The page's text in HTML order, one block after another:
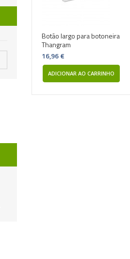
Botão largo para botoneira
Thangram
16,96 €
ADICIONAR AO CARRINHO